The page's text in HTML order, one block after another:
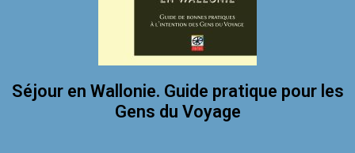
Séjour en Wallonie. Guide pratique pour les
Gens du Voyage